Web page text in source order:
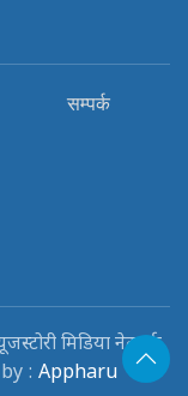
सम्पर्क
मिडिया नेटवर्क
: Appharu